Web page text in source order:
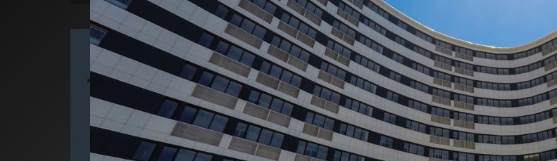
Месторасположение
Ялта